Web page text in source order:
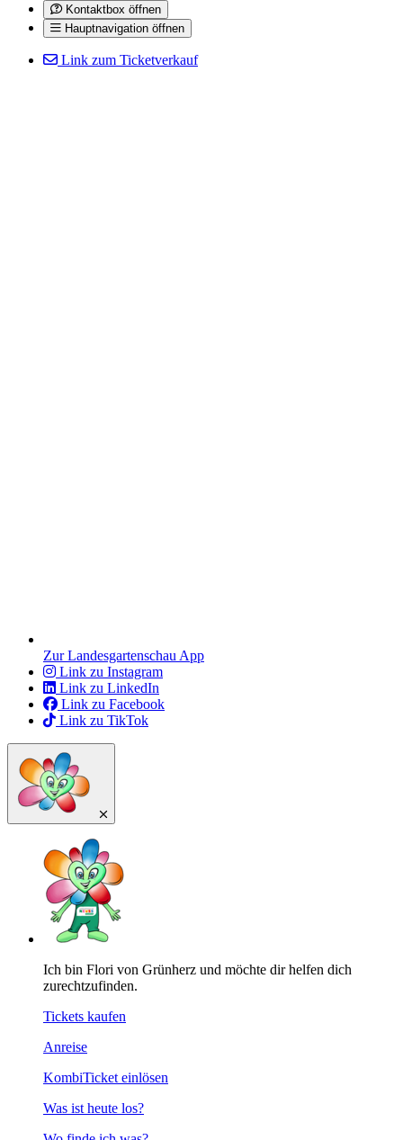
Kontaktbox öffnen
Hauptnavigation öffnen
Link zum Ticketverkauf
Zur Landesgartenschau App
Link zu Instagram
Link zu LinkedIn
Link zu Facebook
Link zu TikTok
Ich bin Flori von Grünherz und möchte dir helfen dich
zurechtzufinden.
Tickets kaufen
Anreise
KombiTicket einlösen
Was ist heute los?